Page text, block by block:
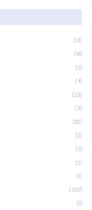
(13)
(18)
(2)
(4)
(25)
(3)
(82)
(2)
(7)
(2)
(1)
(357)
(1)